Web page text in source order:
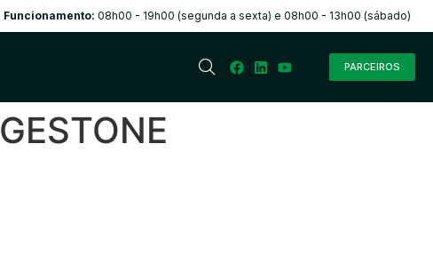
Funcionamento: 08h00 - 19h00 (segunda a sexta) e 08h00 - 13h00 (sábado)
PARCEIROS